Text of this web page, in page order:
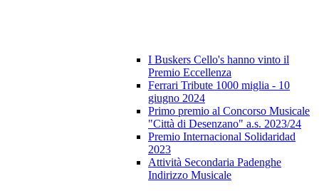
I Buskers Cello's hanno vinto il
Premio Eccellenza
Ferrari Tribute 1000 miglia - 10
giugno 2024
Primo premio al Concorso Musicale
"Città di Desenzano" a.s. 2023/24
Premio Internacional Solidaridad
2023
Attività Secondaria Padenghe
Indirizzo Musicale